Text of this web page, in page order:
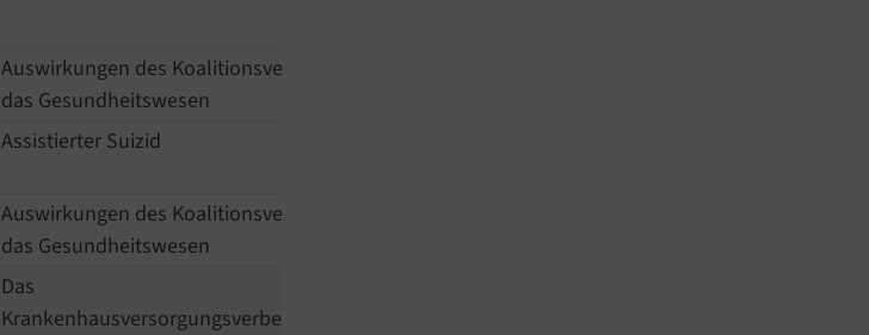
Auswirkungen des Koalitionsvertrags 2025 auf
das Gesundheitswesen
Assistierter Suizid
Auswirkungen des Koalitionsvertrags 2025 auf
das Gesundheitswesen
Das
Krankenhausversorgungsverbessungsgesetz